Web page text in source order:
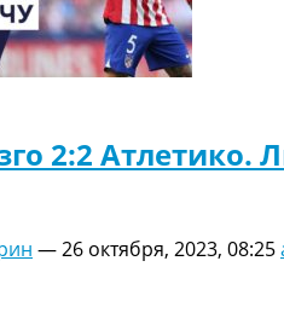
2:2 Атлетико.
—26 октября, 2023, 08:25